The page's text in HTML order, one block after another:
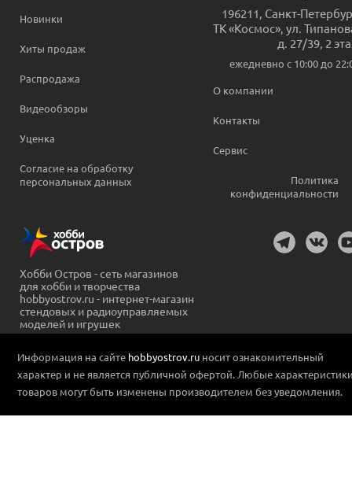
Новинки
Хиты продаж
Распродажа
Видеообзоры
Уценка
Согласие на обработку
персональных данных
196211, Санкт-
ТК «Космос», ул.
д. 27/39, 2
ежедневно c 10:00 до
О компании
Контакты
Сервис
Политика
конфиденциальности
Хобби Остров - сеть магазинов
для хобби и творчества
hobbyostrov.ru - интернет-магазин
стендовых и радиоуправляемых
моделей и игрушек
Информация на сайте hobbyostrov.ru носит ознакомительный
характер и не является публичной офертой. Любые
товаров могут быть изменены производителем без уведомления.